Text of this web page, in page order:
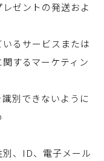
ゼントの発送およ
るサービスまたは
するマーケティン
別できないように
、ID、電子メール